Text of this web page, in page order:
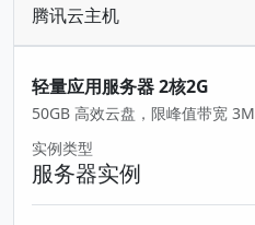
腾讯云主机
轻量应用服务器 2核2G
50GB 高效云盘，限峰值带宽 3M
实例类型
服务器实例